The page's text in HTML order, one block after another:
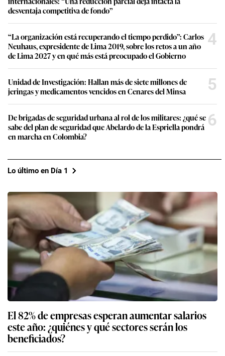
desventaja competitiva de fondo”
“La organización está recuperando el tiempo perdido”: Carlos
Neuhaus, expresidente de Lima 2019, sobre los retos a un año
de Lima 2027 y en qué más está preocupado el Gobierno
4
Unidad de Investigación: Hallan más de siete millones de
jeringas y medicamentos vencidos en Cenares del Minsa
5
De brigadas de seguridad urbana al rol de los militares: ¿qué se
sabe del plan de seguridad que Abelardo de la Espriella pondrá
en marcha en Colombia?
6
Lo último en Día 1
El 82% de empresas esperan aumentar salarios
este año: ¿quiénes y qué sectores serán los
beneficiados?